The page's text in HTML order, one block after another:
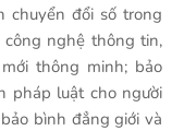
chuyển đổi số trong
nghệ thông tin,
thông minh; bảo
pháp luật cho người
bình đẳng giới và